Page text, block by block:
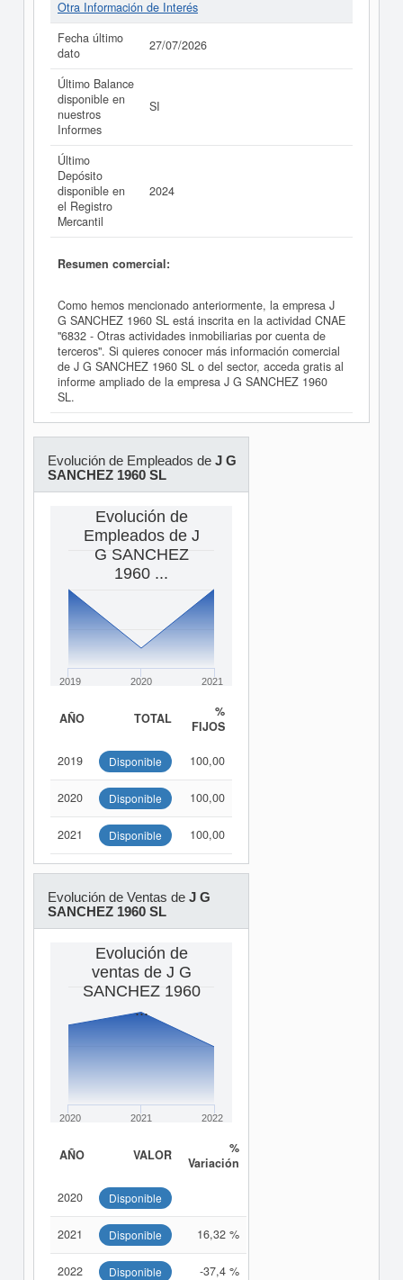
Otra Información de Interés
Fecha último
dato
27/07/2026
Último Balance
disponible en
nuestros
Informes
SI
Último
Depósito
disponible en
el Registro
Mercantil
2024
Resumen comercial:
Como hemos mencionado anteriormente, la empresa J
G SANCHEZ 1960 SL está inscrita en la actividad CNAE
"6832 - Otras actividades inmobiliarias por cuenta de
terceros". Si quieres conocer más información comercial
de J G SANCHEZ 1960 SL o del sector, acceda gratis al
informe ampliado de la empresa J G SANCHEZ 1960
SL.
Evolución de Empleados de J G
SANCHEZ 1960 SL
Evolución de
Empleados de J
G SANCHEZ
1960 ...
2019 2020 2021
AÑO TOTAL
%
FIJOS
2019 Disponible 100,00
2020 Disponible 100,00
2021 Disponible 100,00
Evolución de Ventas de J G
SANCHEZ 1960 SL
Evolución de
ventas de J G
SANCHEZ 1960
...
2020 2021 2022
AÑO VALOR
%
Variación
2020 Disponible
2021 Disponible 16,32 %
2022 Disponible -37,4 %